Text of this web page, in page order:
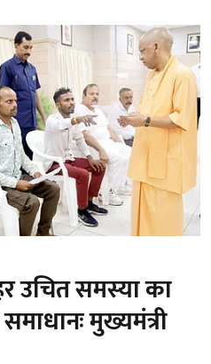
उचित समस्या का
मुख्यमंत्री